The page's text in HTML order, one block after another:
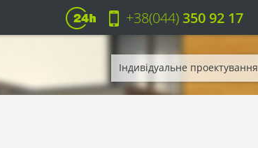
+38(044)350 92 17
Індивідуальне проектування